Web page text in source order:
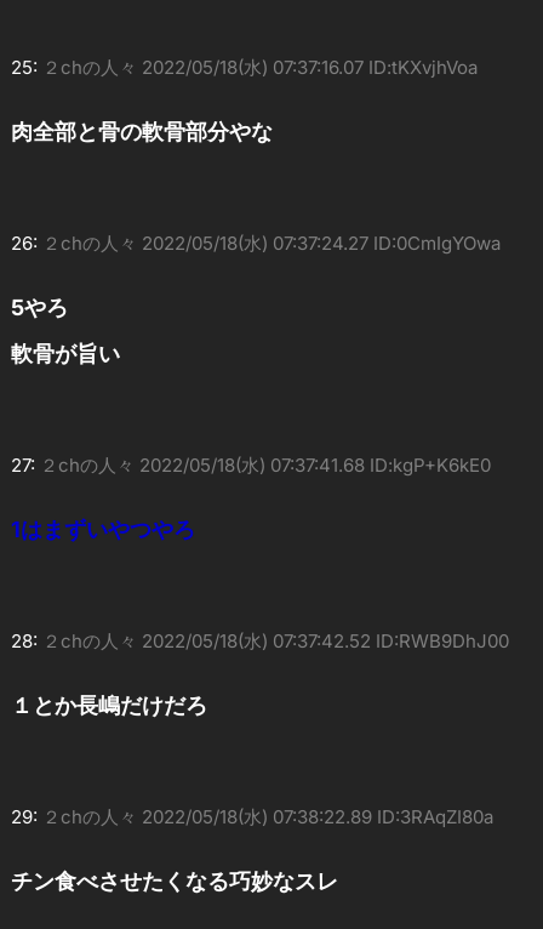
25: ２chの人々 2022/05/18(水) 07:37:16.07 ID:tKXvjhVoa
肉全部と骨の軟骨部分やな
26: ２chの人々 2022/05/18(水) 07:37:24.27 ID:0CmIgYOwa
5やろ
軟骨が旨い
27: ２chの人々 2022/05/18(水) 07:37:41.68 ID:kgP+K6kE0
1はまずいやつやろ
28: ２chの人々 2022/05/18(水) 07:37:42.52 ID:RWB9DhJ00
１とか長嶋だけだろ
29: ２chの人々 2022/05/18(水) 07:38:22.89 ID:3RAqZI80a
チン食べさせたくなる巧妙なスレ